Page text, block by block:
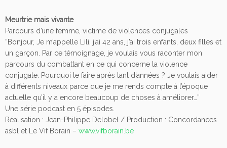
Meurtrie mais vivante
Parcours d’une femme, victime de violences conjugales
“Bonjour, Je m’appelle Lili, j’ai 42 ans, j’ai trois enfants, deux filles et
un garçon. Par ce témoignage, je voulais vous raconter mon
parcours du combattant en ce qui concerne la violence
conjugale. Pourquoi le faire après tant d’années ? Je voulais aider
à différents niveaux parce que je me rends compte à l’époque
actuelle qu’il y a encore beaucoup de choses à améliorer…”
Une série podcast en 5 épisodes.
Réalisation : Jean-Philippe Delobel / Production : Concordances
asbl et Le Vif Borain – www.vifborain.be